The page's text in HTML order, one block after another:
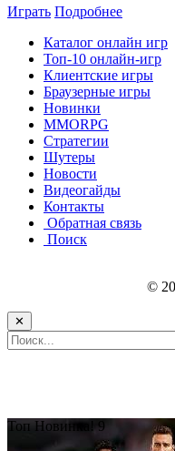
Играть Подробнее
Каталог онлайн игр
Топ-10 онлайн-игр
Клиентские игры
Браузерные игры
Новинки
MMORPG
Стратегии
Шутеры
Новости
Видеогайды
Контакты
Обратная связь
Поиск
©
✕
Топ Новинка! 9